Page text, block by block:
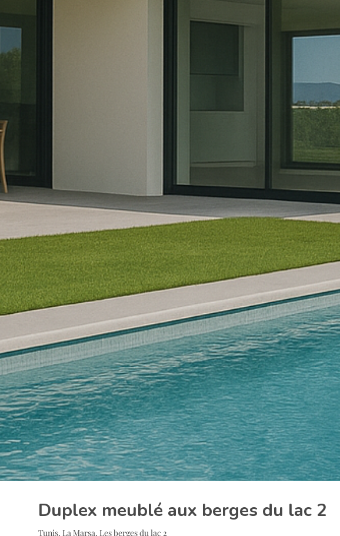
Duplex meublé aux berges du lac 2
Tunis, La Marsa, Les berges du lac 2